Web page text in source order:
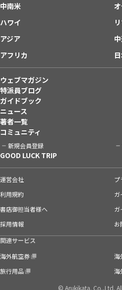
中南米
ハワイ
アジア
アフリカ
ウェブマガジン
特派員ブログ
ガイドブック
ニュース
著者一覧
コミュニティ
新規会員登録
GOOD LUCK TRIP
運営会社
プ
利用規約
ガ
書店御担当者様へ
ガ
採用情報
お
関連サービス
海外航空券
海
旅行用品
海
© Arukikata. Co.,Ltd.